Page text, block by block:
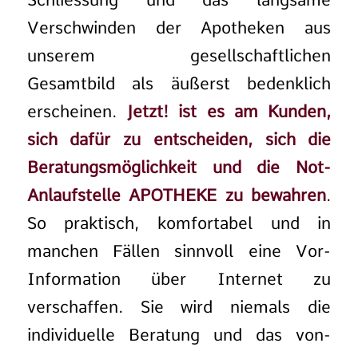
Verschwinden der Apotheken aus
unserem gesellschaftlichen
Gesamtbild als äußerst bedenklich
erscheinen.
Jetzt! ist es am Kunden,
sich dafür zu entscheiden, sich die
Beratungsmöglichkeit und die Not-
Anlaufstelle APOTHEKE zu bewahren.
So praktisch, komfortabel und in
manchen Fällen sinnvoll eine Vor-
Information über Internet zu
verschaffen. Sie wird niemals die
individuelle Beratung und das von-